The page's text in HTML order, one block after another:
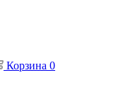
Корзина 0